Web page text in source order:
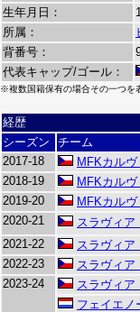
生年月日：
所属：
背番号：
代表キャップ/ゴール：
※複数国籍保有の場合その一つを
経歴
シーズン
チーム
2017-18
MFKカルヴ
2018-19
MFKカルヴ
2019-20
MFKカルヴ
2020-21
スラヴィア
2021-22
スラヴィア
2022-23
スラヴィア
2023-24
スラヴィア
フェイエノ